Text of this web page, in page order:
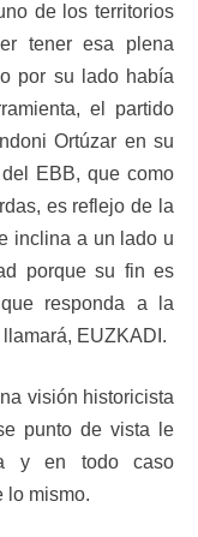
de los territorios
tener esa plena
por su lado había
el partido
Ortúzar en su
EBB, que como
es reflejo de la
inclina a un lado u
porque su fin es
responda a la
EUZKADI.
visión historicista
punto de vista le
y en todo caso
lo mismo.